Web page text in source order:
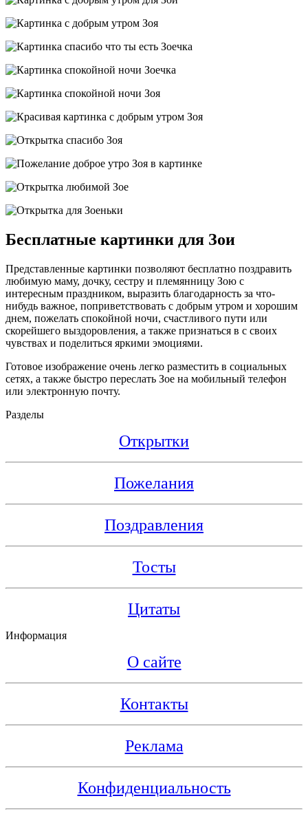
Бесплатные картинки для Зои
Представленные картинки позволяют бесплатно поздравить
любимую маму, дочку, сестру и племянницу Зою с
интересным праздником, выразить благодарность за что-
нибудь важное, поприветствовать с добрым утром и хорошим
днем, пожелать спокойной ночи, счастливого пути или
скорейшего выздоровления, а также признаться в с своих
чувствах и поделиться яркими эмоциями.
Готовое изображение очень легко разместить в социальных
сетях, а также быстро переслать Зое на мобильный телефон
или электронную почту.
Разделы
Открытки
Пожелания
Поздравления
Тосты
Цитаты
Информация
О сайте
Контакты
Реклама
Конфиденциальность